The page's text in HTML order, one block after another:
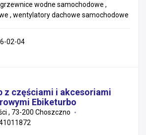
wodne samochodowe ,
, wentylatory dachowe samochodowe
02-04
z częściami i akcesoriami
Ebiketurbo
, 73-200 Choszczno